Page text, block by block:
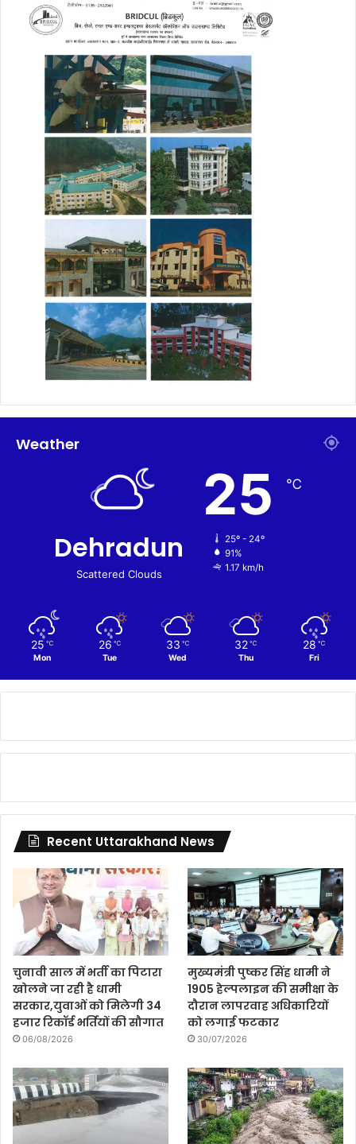
Weather
Dehradun
Scattered Clouds
25 ℃
25º - 24º
91%
1.17 km/h
25 ℃
Mon
26 ℃
Tue
33 ℃
Wed
32 ℃
Thu
28 ℃
Fri
Recent Uttarakhand News
चुनावी साल में भर्ती का पिटारा
खोलने जा रही है धामी
सरकार,युवाओं को मिलेगी 34
हजार रिकॉर्ड भर्तियों की सौगात
06/08/2026
मुख्यमंत्री पुष्कर सिंह धामी ने
1905 हेल्पलाइन की समीक्षा के
दौरान लापरवाह अधिकारियों
को लगाई फटकार
30/07/2026